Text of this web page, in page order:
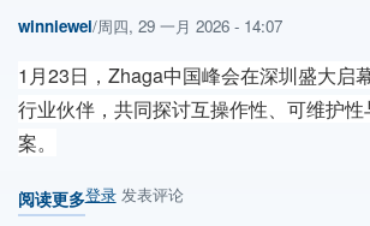
winniewei/周四, 29 一月 2026 - 14:07
1月23日，Zhaga中国峰会在深圳盛大启
行业伙伴，共同探讨互操作性、可维护
案。
阅读更多
关于 同行15载！DEKRA德凯携手Zhaga，点亮
登录发表评论